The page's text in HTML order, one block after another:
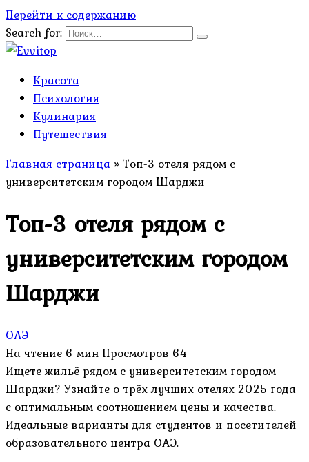
Перейти к содержанию
Search for:
Красота
Психология
Кулинария
Путешествия
Главная страница » Топ-3 отеля рядом с
университетским городом Шарджи
Топ-3 отеля рядом с
университетским городом
Шарджи
ОАЭ
На чтение 6 мин Просмотров 64
Ищете жильё рядом с университетским городом
Шарджи? Узнайте о трёх лучших отелях 2025 года
с оптимальным соотношением цены и качества.
Идеальные варианты для студентов и посетителей
образовательного центра ОАЭ.